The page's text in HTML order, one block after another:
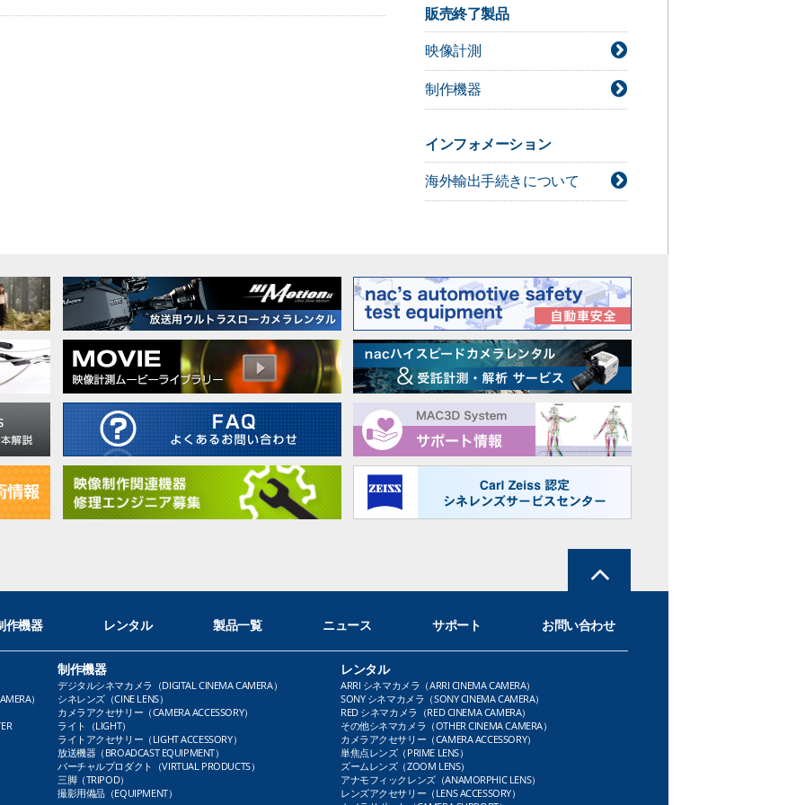
ライト技術情報
シネレンズ技術情報
カメラアクセサリー技術情報
販売終了製品
映像計測
制作機器
インフォメーション
海外輸出手続きについて
作機器 レンタル 製品一覧 ニュース サポート お問い合わせ
）
制作機器
デジタルシネマカメラ（DIGITAL CINEMA CAMERA）
シネレンズ（CINE LENS）
カメラアクセサリー（CAMERA ACCESSORY）
ライト（LIGHT）
ライトアクセサリー（LIGHT ACCESSORY）
放送機器（BROADCAST EQUIPMENT）
バーチャルプロダクト（VIRTUAL PRODUCTS）
三脚（TRIPOD）
撮影用備品（EQUIPMENT）
レンタル
ARRI シネマカメラ（ARRI CINEMA CAMERA）
SONY シネマカメラ（SONY CINEMA CAMERA）
RED シネマカメラ（RED CINEMA CAMERA）
その他シネマカメラ（OTHER CINEMA CAMERA）
カメラアクセサリー（CAMERA ACCESSORY）
単焦点レンズ（PRIME LENS）
ズームレンズ（ZOOM LENS）
アナモフィックレンズ（ANAMORPHIC LENS）
レンズアクセサリー（LENS ACCESSORY）